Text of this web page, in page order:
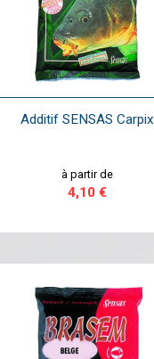
Additif SENSAS Carpix
à partir de
4,10 €